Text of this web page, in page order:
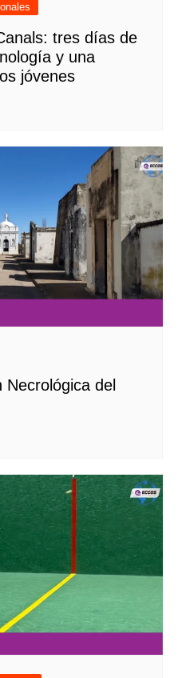
tres días de
y una
jóvenes
del